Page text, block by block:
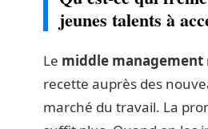
jeunes talents à
Le middle management
recette auprès des
marché du travail. La